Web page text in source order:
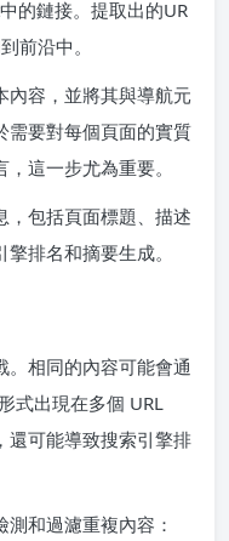
的鏈接。提取出的UR
前沿中。
內容，並將其與導航元
需要對每個頁面的實質
這一步尤為重要。
，包括頁面標題、描述
排名和摘要生成。
。相同的內容可能會通
式出現在多個 URL
還可能導致搜索引擎排
和過濾重複內容：